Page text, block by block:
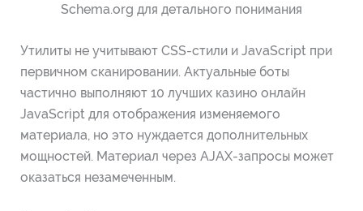
Schema.org для детального понимания
Утилиты не учитывают CSS-стили и JavaScript при
первичном сканировании. Актуальные боты
частично выполняют 10 лучших казино онлайн
JavaScript для отображения изменяемого
материала, но это нуждается дополнительных
мощностей. Материал через AJAX-запросы может
оказаться незамеченным.